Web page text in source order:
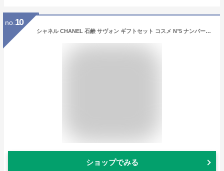
no. 10
シャネル CHANEL 石鹸 サヴォン ギフトセット コスメ N°5 ナンバーファイブ 香水石鹸 ローオードゥトワレット ギフト プレゼント (1set) 75グラム (x 2)
ショップでみる